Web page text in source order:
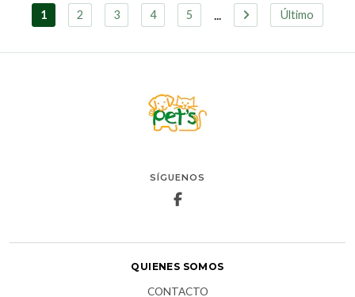
1 2 3 4 5 Último
SÍGUENOS
QUIENES SOMOS
CONTACTO